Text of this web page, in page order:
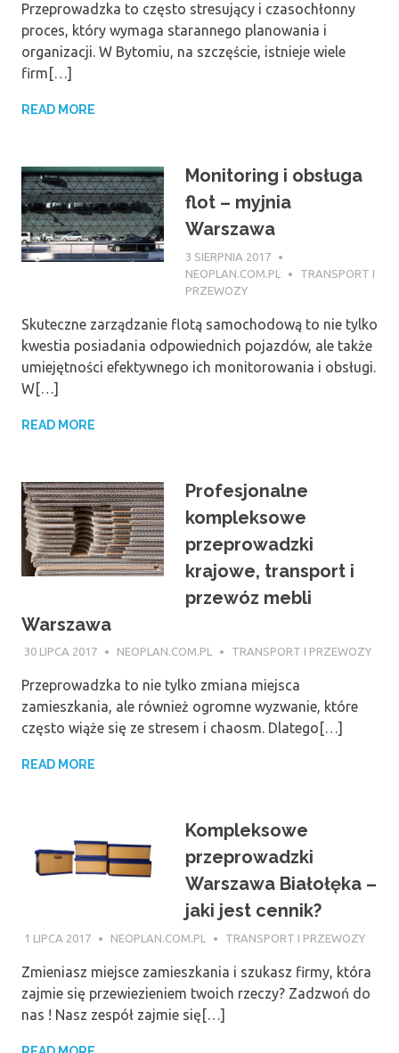
Przeprowadzka to często stresujący i czasochłonny
proces, który wymaga starannego planowania i
organizacji. W Bytomiu, na szczęście, istnieje wiele
firm[…]
READ MORE
Monitoring i obsługa
flot – myjnia
Warszawa
3 SIERPNIA 2017
NEOPLAN.COM.PL
TRANSPORT I
PRZEWOZY
Skuteczne zarządzanie flotą samochodową to nie tylko
kwestia posiadania odpowiednich pojazdów, ale także
umiejętności efektywnego ich monitorowania i obsługi.
W[…]
READ MORE
Profesjonalne
kompleksowe
przeprowadzki
krajowe, transport i
przewóz mebli
Warszawa
30 LIPCA 2017 NEOPLAN.COM.PL TRANSPORT I PRZEWOZY
Przeprowadzka to nie tylko zmiana miejsca
zamieszkania, ale również ogromne wyzwanie, które
często wiąże się ze stresem i chaosm. Dlatego[…]
READ MORE
Kompleksowe
przeprowadzki
Warszawa Białołęka –
jaki jest cennik?
1 LIPCA 2017 NEOPLAN.COM.PL TRANSPORT I PRZEWOZY
Zmieniasz miejsce zamieszkania i szukasz firmy, która
zajmie się przewiezieniem twoich rzeczy? Zadzwoń do
nas ! Nasz zespół zajmie się[…]